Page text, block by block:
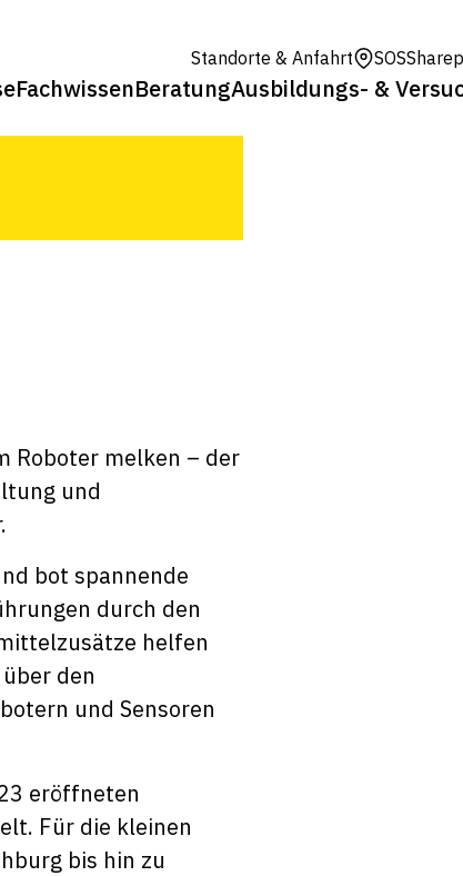
Standorte & Anfahrt SOS
FachwissenBeratungAusbildungs- &
Einblick in die
Roboter melken – der
und
bot spannende
durch den
helfen
den
und Sensoren
eröffneten
Für die kleinen
bis hin zu